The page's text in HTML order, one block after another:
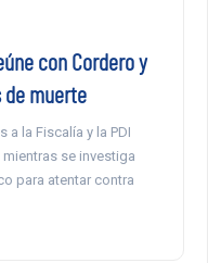
con Cordero y
de muerte
a la Fiscalía y la PDI
se investiga
para atentar contra